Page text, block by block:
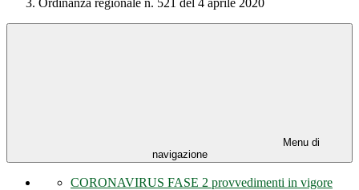
Ordinanza regionale n. 521 del 4 aprile 2020
Menu di
navigazione
CORONAVIRUS FASE 2 provvedimenti in vigore